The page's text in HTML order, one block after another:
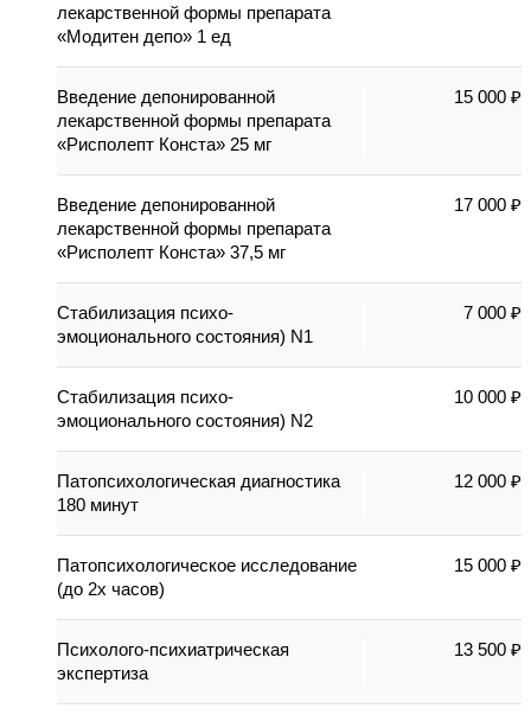
лекарственной формы препарата
«Модитен депо» 1 ед
Введение депонированной
лекарственной формы препарата
«Рисполепт Конста» 25 мг
15 000 ₽
Введение депонированной
лекарственной формы препарата
«Рисполепт Конста» 37,5 мг
17 000 ₽
Стабилизация психо-
эмоционального состояния) N1
7 000 ₽
Стабилизация психо-
эмоционального состояния) N2
10 000 ₽
Патопсихологическая диагностика
180 минут
12 000 ₽
Патопсихологическое исследование
(до 2х часов)
15 000 ₽
Психолого-психиатрическая
экспертиза
13 500 ₽